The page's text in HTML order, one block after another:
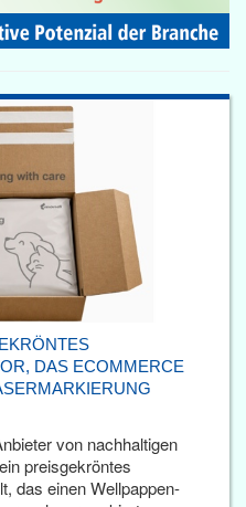
DAS ECOMMERCE
von nachhaltigen
preisgekröntes
das einen Wellpappen-